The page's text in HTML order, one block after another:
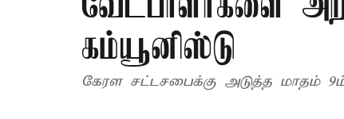
கம்யூனிஸ்டு
கேரள சட்டசபைக்கு அடுத்த மாதம்